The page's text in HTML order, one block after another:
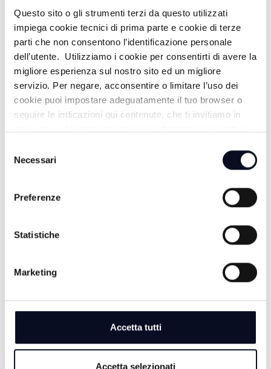
Questo sito o gli strumenti terzi da questo utilizzati
impiega cookie tecnici di prima parte e cookie di terze
parti che non consentono l’identificazione personale
dell’utente. Utilizziamo i cookie per consentirti di avere la
migliore esperienza sul nostro sito ed un migliore
servizio. Per negare, acconsentire o limitare l’uso dei
cookie puoi impostare adeguatamente il tuo browser o
seguire le indicazioni qui contenute, che ti invitiamo in
delNecessari
Preferenze
Statistiche
Marketing
Accetta tutti
Accetta selezionati
ALL'ADOZIONE - 23/07/2025
1 ANNO FA
MONOPATTINI E MICROMOBILITA'
ELETTRICA - 16/07/2025
ALCOLOCK E MINI SOSPENSIONE
1 ANNO FA
09/07/2025